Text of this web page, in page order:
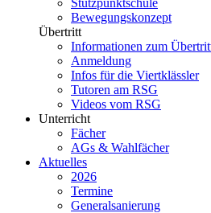
Stützpunktschule
Bewegungskonzept
Übertritt
Informationen zum
Anmeldung
Infos für die Viertklässler
Tutoren am RSG
Videos vom RSG
Unterricht
Fächer
AGs & Wahlfächer
Aktuelles
2026
Termine
Generalsanierung